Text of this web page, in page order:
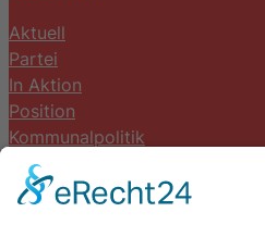
Aktuell
Partei
In Aktion
Position
Kommunalpolitik
Termine